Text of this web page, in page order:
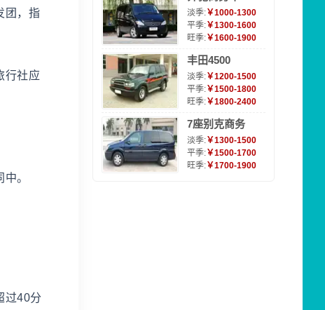
团，指
行社应
。
过40分
淡季:￥1000-1300
平季:￥1300-1600
旺季:￥1600-1900
丰田4500
淡季:￥1200-1500
平季:￥1500-1800
旺季:￥1800-2400
7座别克商务
淡季:￥1300-1500
平季:￥1500-1700
旺季:￥1700-1900